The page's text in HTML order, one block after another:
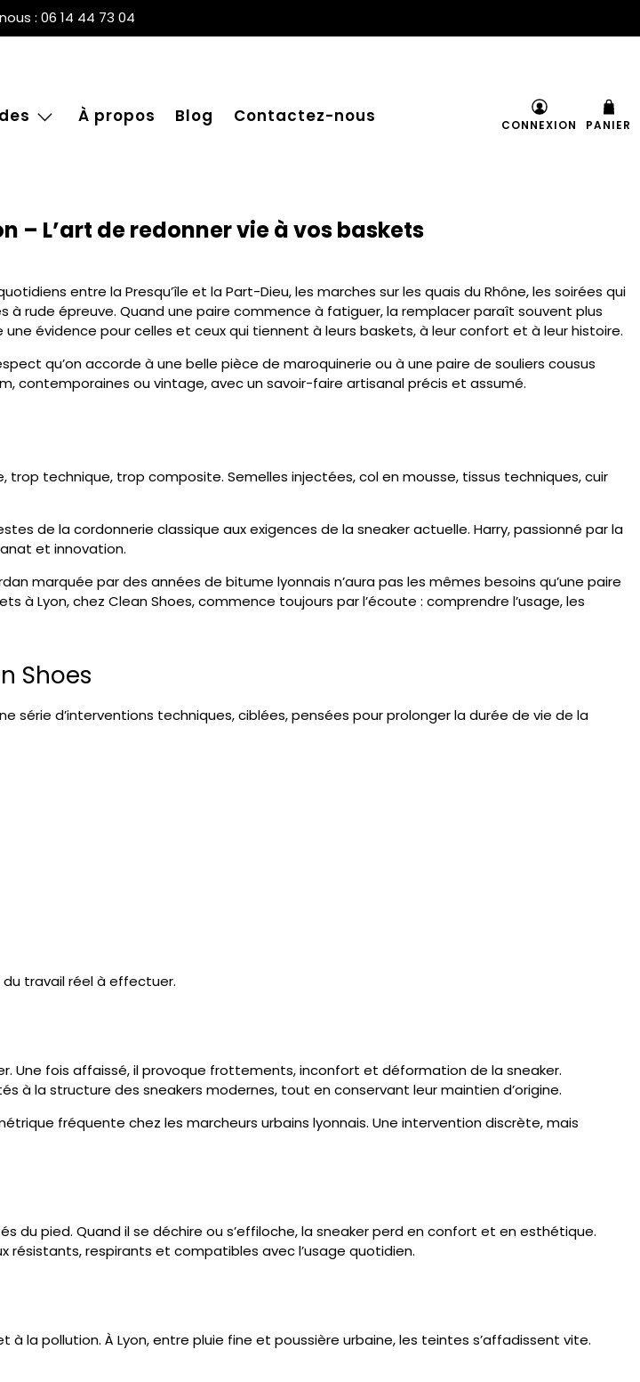
: 06 14 44 73 04
À propos Blog Contactez-nous CONNEXION PANIER
– L’art de redonner vie à vos baskets
entre la Presqu’île et la Part-Dieu, les marches sur les quais du Rhône, les soirées qui
à rude épreuve. Quand une paire commence à fatiguer, la remplacer paraît souvent plus
une évidence pour celles et ceux qui tiennent à leurs baskets, à leur confort et à leur histoire.
qu’on accorde à une belle pièce de maroquinerie ou à une paire de souliers cousus
contemporaines ou vintage, avec un savoir-faire artisanal précis et assumé.
technique, trop composite. Semelles injectées, col en mousse, tissus techniques, cuir
de la cordonnerie classique aux exigences de la sneaker actuelle. Harry, passionné par la
et innovation.
marquée par des années de bitume lyonnais n’aura pas les mêmes besoins qu’une paire
à Lyon, chez Clean Shoes, commence toujours par l’écoute : comprendre l’usage, les
Shoes
série d’interventions techniques, ciblées, pensées pour prolonger la durée de vie de la
travail réel à effectuer.
Une fois affaissé, il provoque frottements, inconfort et déformation de la sneaker.
à la structure des sneakers modernes, tout en conservant leur maintien d’origine.
fréquente chez les marcheurs urbains lyonnais. Une intervention discrète, mais
pied. Quand il se déchire ou s’effiloche, la sneaker perd en confort et en esthétique.
résistants, respirants et compatibles avec l’usage quotidien.
la pollution. À Lyon, entre pluie fine et poussière urbaine, les teintes s’affadissent vite.